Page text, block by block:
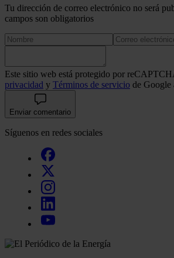
Tu dirección de correo electrónico no será
campos son obligatorios
Este sitio web está protegido por
privacidad y Términos de servicio de Google
Enviar comentario
Síguenos en redes sociales